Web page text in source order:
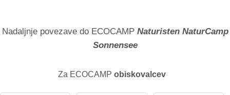
Nadaljnje povezave do ECOCAMP Naturisten NaturCamp
Sonnensee
Za ECOCAMP obiskovalcev